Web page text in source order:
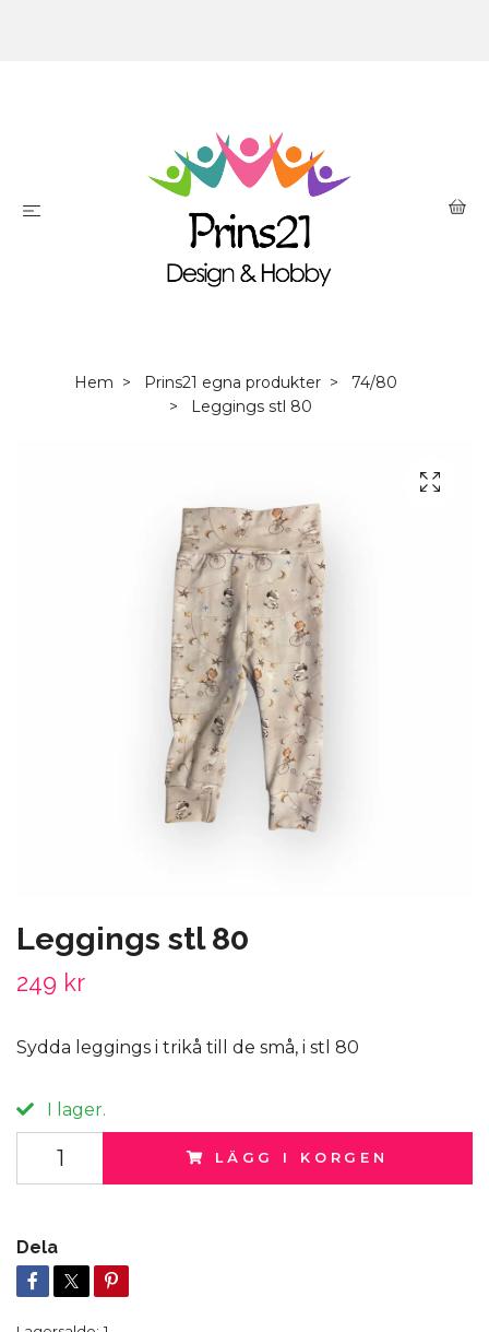
Hem Prins21 egna produkter
74/80
Leggings stl 80
Leggings stl 80
249 kr
Sydda leggings i trikå till de små, i stl 80
I lager.
LÄGG I KORGEN
Dela